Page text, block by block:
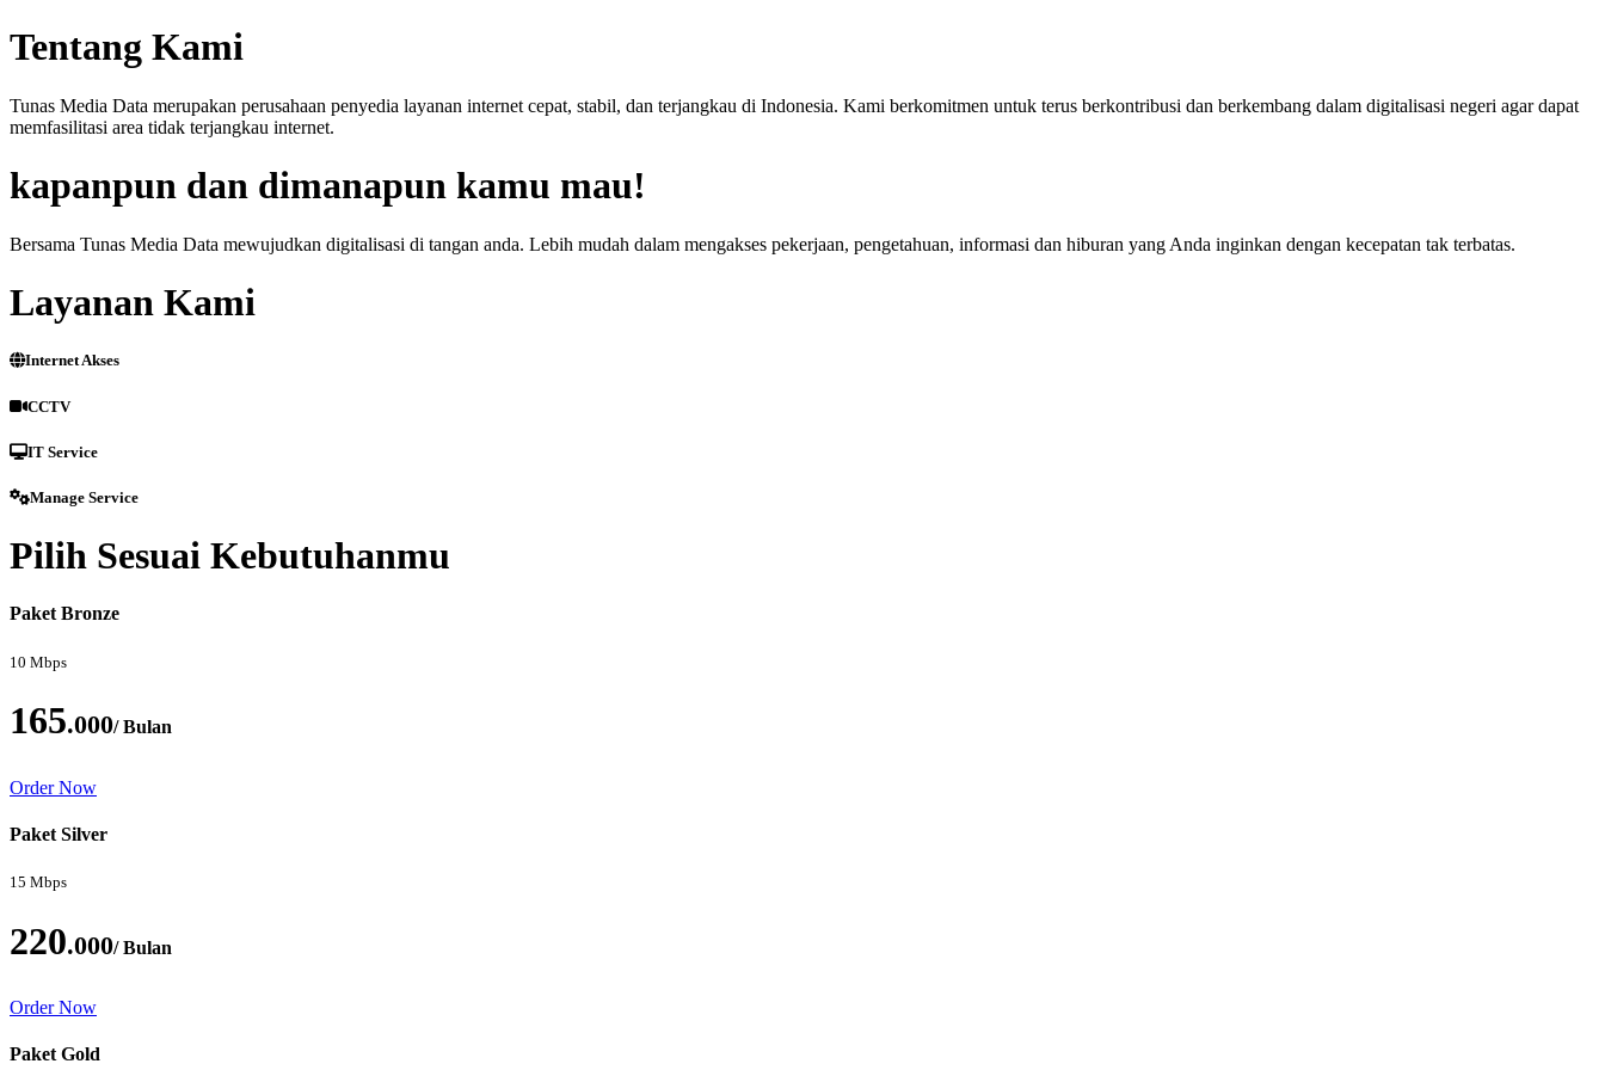
Tentang Kami
Tunas Media Data merupakan perusahaan penyedia layanan internet cepat, stabil, dan terjangkau di Indonesia. Kami berkomitmen untuk terus berkontribusi dan berkembang dalam digitalisasi negeri agar dapat
memfasilitasi area tidak terjangkau internet.
kapanpun dan dimanapun kamu mau!
Bersama Tunas Media Data mewujudkan digitalisasi di tangan anda. Lebih mudah dalam mengakses pekerjaan, pengetahuan, informasi dan hiburan yang Anda inginkan dengan kecepatan tak terbatas.
Layanan Kami
Internet Akses
CCTV
IT Service
Manage Service
Pilih Sesuai Kebutuhanmu
Paket Bronze
10 Mbps
165.000/ Bulan
Order Now
Paket Silver
15 Mbps
220.000/ Bulan
Order Now
Paket Gold